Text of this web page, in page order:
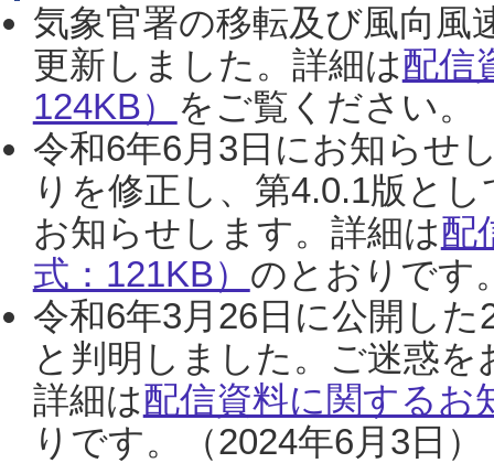
気象官署の移転及び風向風
更新しました。詳細は配信
124KB） をご覧ください。
令和6年6月3日にお知らせ
りを修正し、第4.0.1版と
お知らせします。詳細は配
式：121KB） のとおりです
令和6年3月26日に公開し
と判明しました。ご迷惑
詳細は配信資料に関するお
りです。（2024年6月3日）